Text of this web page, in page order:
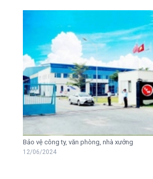
Bảo vệ công ty, văn phòng, nhà xưởng
12/06/2024